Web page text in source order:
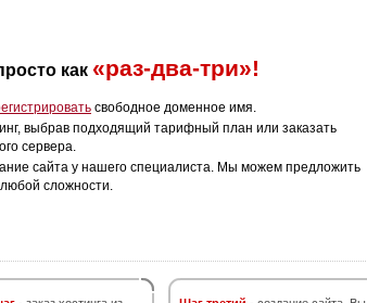
как «раз-два-три»!
свободное доменное имя.
выбрав подходящий тарифный план или заказать
сервера.
сайта у нашего специалиста. Мы можем предложить
сложности.